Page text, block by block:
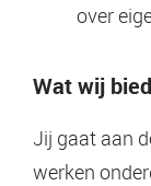
over
Wat wij
Jij gaat aan
werken